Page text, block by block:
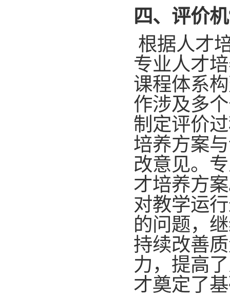
四、 评价
根据人才
专业人才
课程体系
作涉及多
制定评价
培养方案
改意见。
才培养方
对教学运
的问题，
持续改善
力，提高
才奠定了